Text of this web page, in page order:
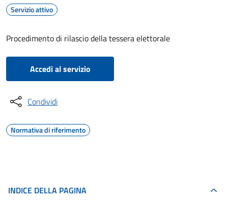
Servizio attivo
Procedimento di rilascio della tessera elettorale
Accedi al servizio
Condividi
Normativa di riferimento
INDICE DELLA PAGINA